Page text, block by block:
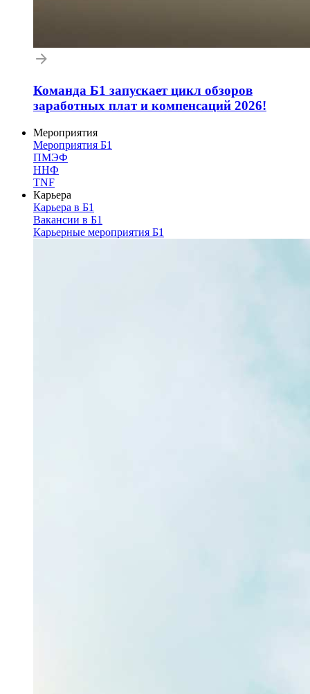
Команда Б1 запускает цикл обзоров
заработных плат и компенсаций 2026!
Мероприятия
Мероприятия Б1
ПМЭФ
ННФ
TNF
Карьера
Карьера в Б1
Вакансии в Б1
Карьерные мероприятия Б1